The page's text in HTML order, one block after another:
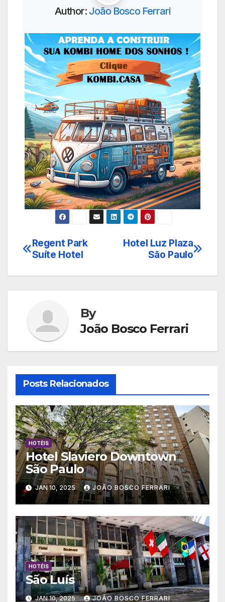
Author: João Bosco Ferrari
Navegação
Hotel Luz Plaza
São Paulo
Regent Park
Suíte Hotel
By
João Bosco Ferrari
Posts Relacionados
HOTÉIS
Hotel Slaviero Downtown
São Paulo
JAN 10, 2025 JOÃO BOSCO FERRARI
HOTÉIS
São Luís
JAN 10, 2025 JOÃO BOSCO FERRARI